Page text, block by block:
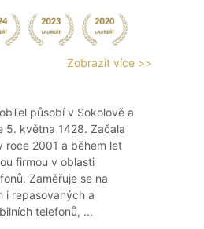
Zobrazit více >>
působí v Sokolově a
5. května 1428. Začala
roce 2001 a během let
firmou v oblasti
Zaměřuje se na
i repasovaných a
telefonů, ...